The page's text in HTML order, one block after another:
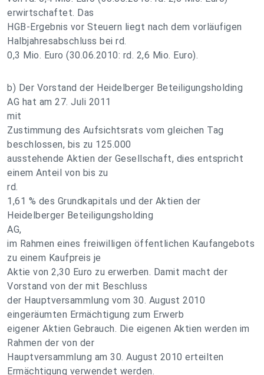
erwirtschaftet. Das
HGB-Ergebnis vor Steuern liegt nach dem vorläufigen
Halbjahresabschluss bei rd.
0,3 Mio. Euro (30.06.2010: rd. 2,6 Mio. Euro).
b) Der Vorstand der Heidelberger Beteiligungsholding
AG hat am 27. Juli 2011
mit
Zustimmung des Aufsichtsrats vom gleichen Tag
beschlossen, bis zu 125.000
ausstehende Aktien der Gesellschaft, dies entspricht
einem Anteil von bis zu
rd.
1,61 % des Grundkapitals und der Aktien der
Heidelberger Beteiligungsholding
AG,
im Rahmen eines freiwilligen öffentlichen Kaufangebots
zu einem Kaufpreis je
Aktie von 2,30 Euro zu erwerben. Damit macht der
Vorstand von der mit Beschluss
der Hauptversammlung vom 30. August 2010
eingeräumten Ermächtigung zum Erwerb
eigener Aktien Gebrauch. Die eigenen Aktien werden im
Rahmen der von der
Hauptversammlung am 30. August 2010 erteilten
Ermächtigung verwendet werden.